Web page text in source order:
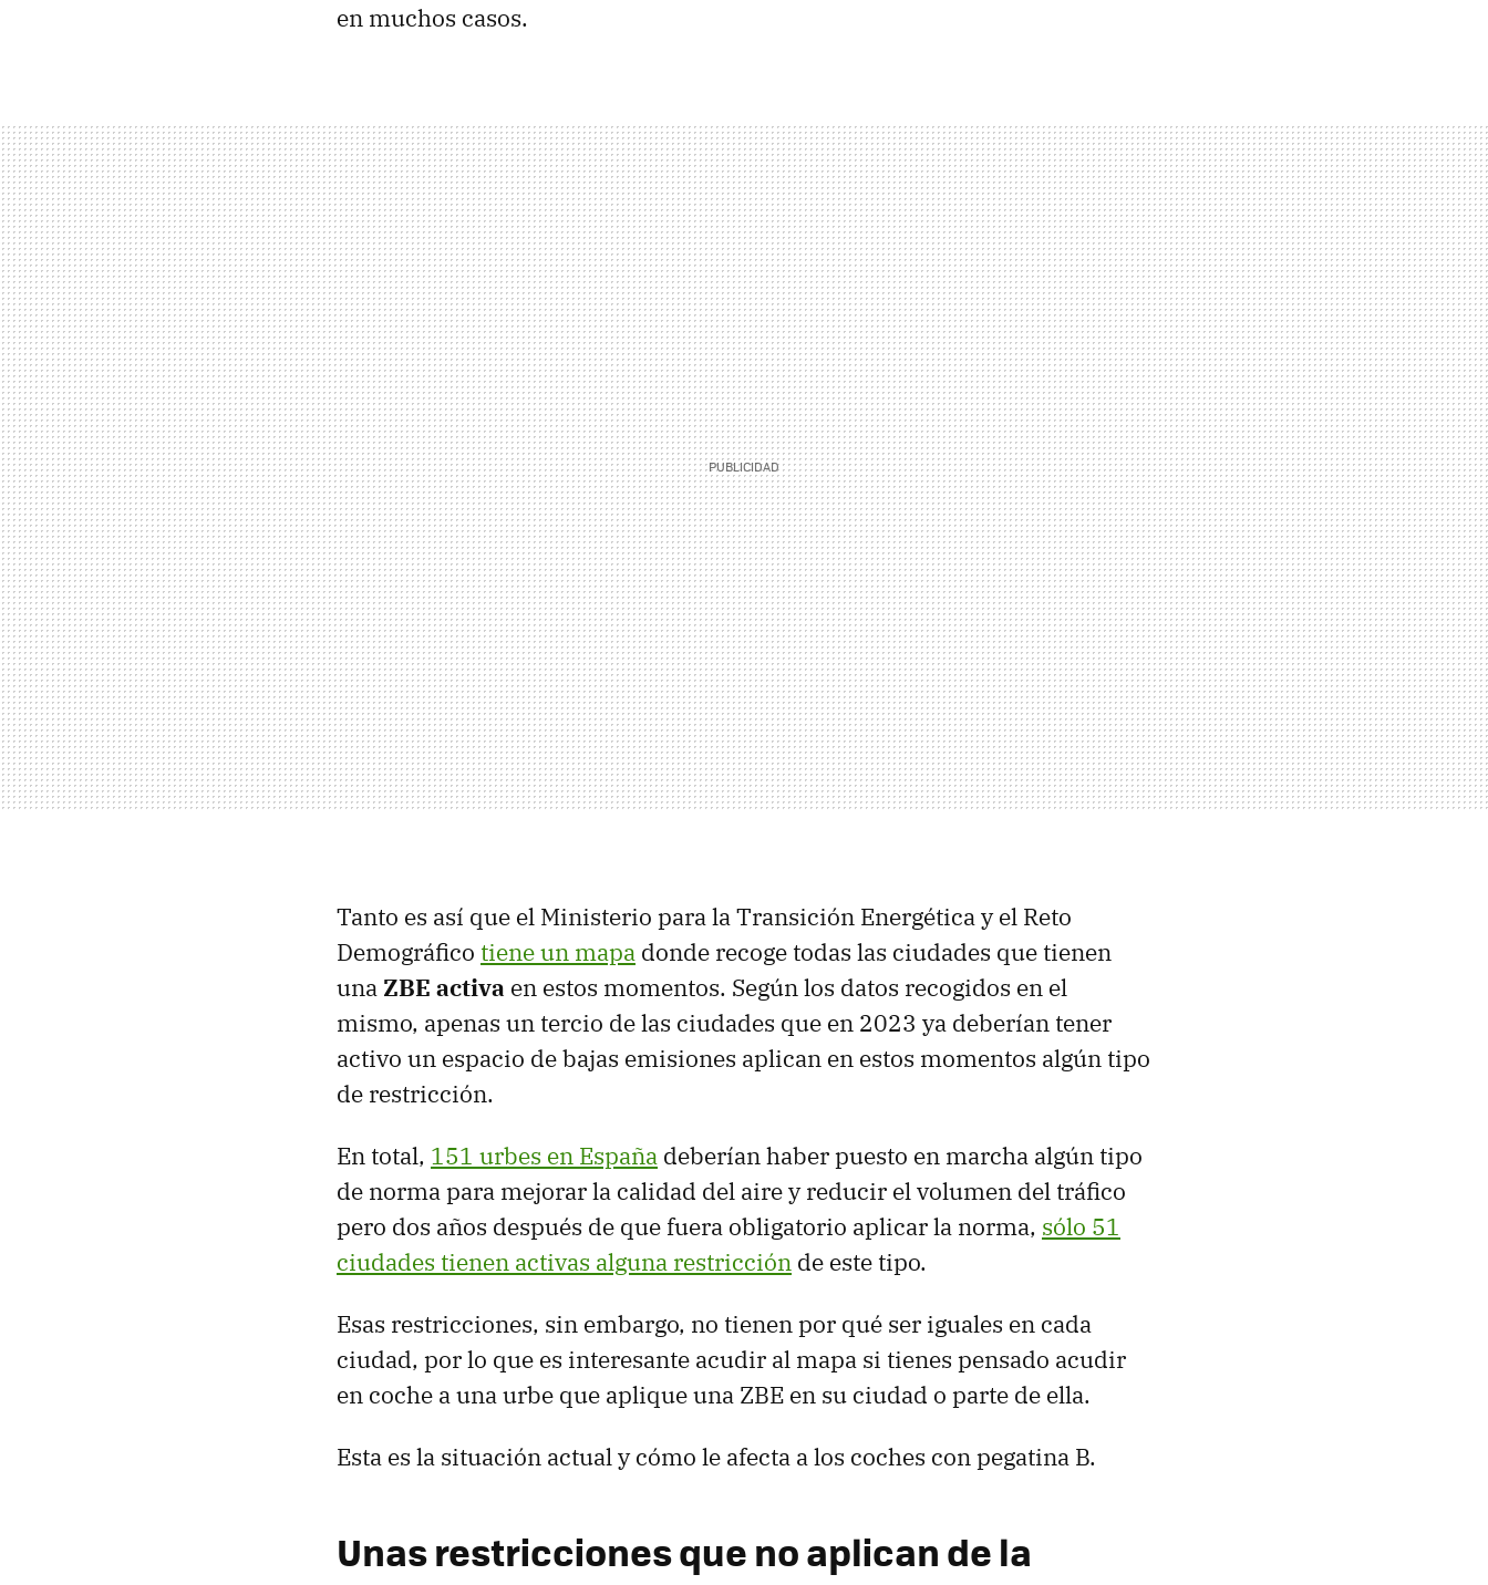
en muchos casos.
Tanto es así que el Ministerio para la Transición Energética y el Reto
Demográfico tiene un mapa donde recoge todas las ciudades que tienen
una ZBE activa en estos momentos. Según los datos recogidos en el
mismo, apenas un tercio de las ciudades que en 2023 ya deberían tener
activo un espacio de bajas emisiones aplican en estos momentos algún tipo
de restricción.
En total, 151 urbes en España deberían haber puesto en marcha algún tipo
de norma para mejorar la calidad del aire y reducir el volumen del tráfico
pero dos años después de que fuera obligatorio aplicar la norma, sólo 51
ciudades tienen activas alguna restricción de este tipo.
Esas restricciones, sin embargo, no tienen por qué ser iguales en cada
ciudad, por lo que es interesante acudir al mapa si tienes pensado acudir
en coche a una urbe que aplique una ZBE en su ciudad o parte de ella.
Esta es la situación actual y cómo le afecta a los coches con pegatina B.
Unas restricciones que no aplican de la